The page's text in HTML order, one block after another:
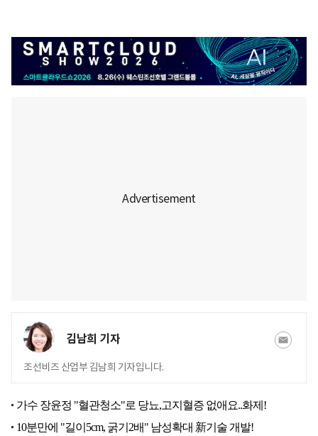
김남희 기자
조선비즈 산업부 김남희 기자입니다.